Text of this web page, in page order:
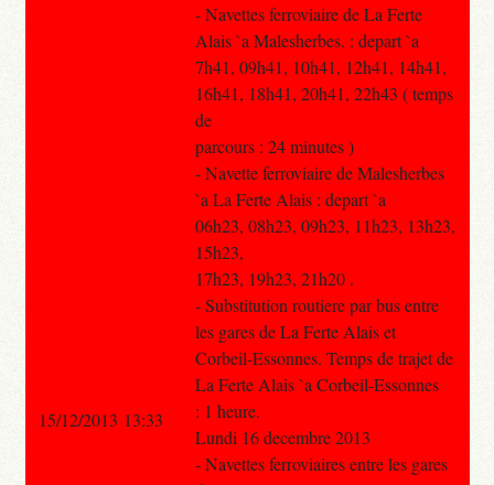
- Navettes ferroviaire de La Ferte
Alais `a Malesherbes. : depart `a
7h41, 09h41, 10h41, 12h41, 14h41,
16h41, 18h41, 20h41, 22h43 ( temps
de
parcours : 24 minutes )
- Navette ferroviaire de Malesherbes
`a La Ferte Alais : depart `a
06h23, 08h23, 09h23, 11h23, 13h23,
15h23,
17h23, 19h23, 21h20 .
- Substitution routiere par bus entre
les gares de La Ferte Alais et
Corbeil-Essonnes. Temps de trajet de
La Ferte Alais `a Corbeil-Essonnes
: 1 heure.
Lundi 16 decembre 2013
- Navettes ferroviaires entre les gares
15/12/2013 13:33